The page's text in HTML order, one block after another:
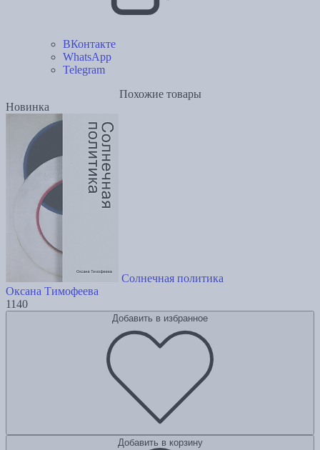
ВКонтакте
WhatsApp
Telegram
Похожие товары
Новинка
Солнечная политика
Оксана Тимофеева
1140
Добавить в избранное
Добавить в корзину